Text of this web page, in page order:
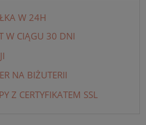
W 24H
W CIĄGU 30 DNI
NA BIŻUTERII
Z CERTYFIKATEM SSL